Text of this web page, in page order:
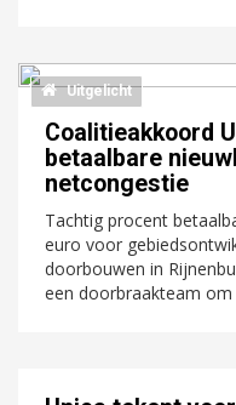
Uitgelicht
Coalitieakkoord
betaalbare
netcongestie
Tachtig procent
euro voor
doorbouwen in
een doorbraakteam